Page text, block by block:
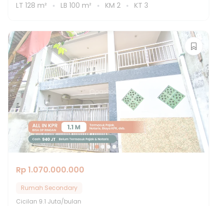
LT 128 m² LB 100 m² KM 2 KT 3
Rp 1.070.000.000
Rumah Secondary
Cicilan 9.1 Juta/bulan